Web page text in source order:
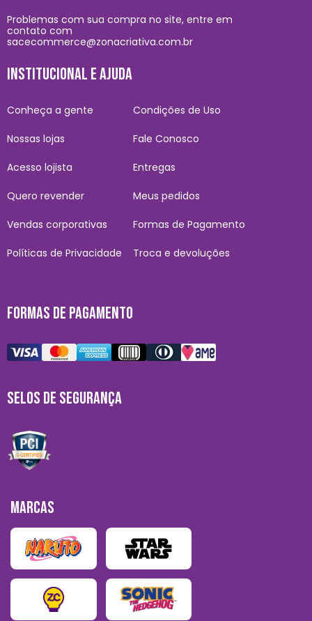
Problemas com sua compra no site, entre em
contato com
sacecommerce@zonacriativa.com.br
INSTITUCIONAL E AJUDA
Conheça a gente
Nossas lojas
Acesso lojista
Quero revender
Vendas corporativas
Políticas de Privacidade
Condições de Uso
Fale Conosco
Entregas
Meus pedidos
Formas de Pagamento
Troca e devoluções
FORMAS DE PAGAMENTO
SELOS DE SEGURANÇA
MARCAS